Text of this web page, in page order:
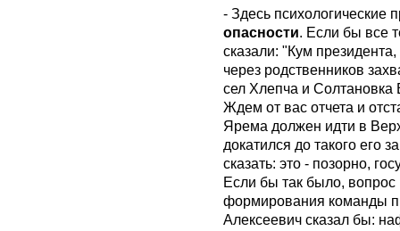
- Здесь психологические
опасности. Если бы все
сказали: "Кум
через родственников
сел Хлепча и
Ждем от вас отчета и
Ярема должен идти в
докатился до такого его
сказать: это - позорно,
Если бы так было, вопрос
формирования команды
Алексеевич сказал бы: